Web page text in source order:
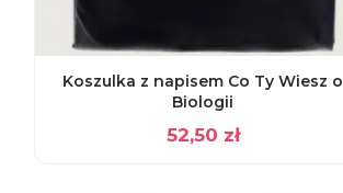
Koszulka z napisem Co Ty Wiesz o
Biologii
52,50 zł